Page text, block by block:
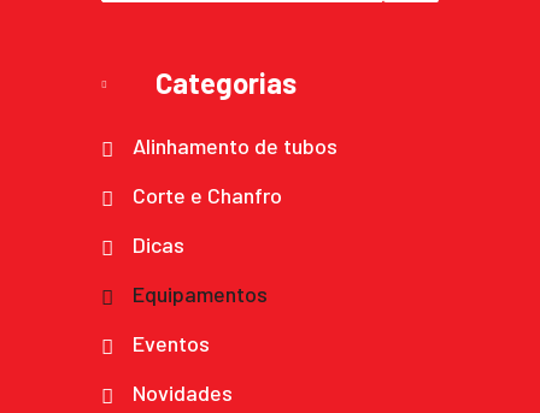
Categorias
Alinhamento de tubos
Corte e Chanfro
Dicas
Equipamentos
Eventos
Novidades